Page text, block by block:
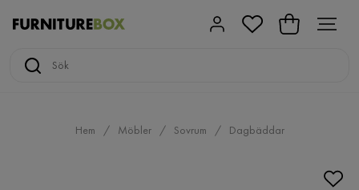
Hem Möbler Sovrum Dagbäddar